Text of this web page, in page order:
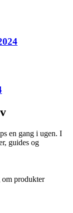
en gang i ugen. I
guides og